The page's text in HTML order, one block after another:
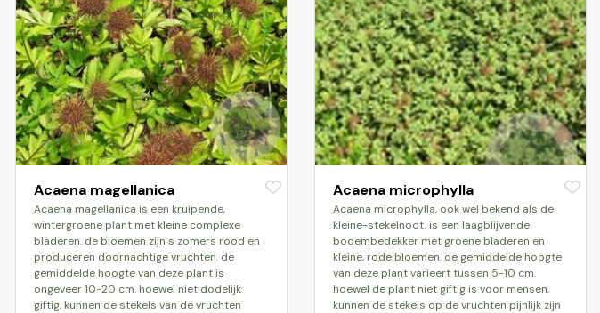
Acaena magellanica
acaena magellanica is een kruipende,
wintergroene plant met kleine complexe
bladeren. de bloemen zijn s zomers rood en
produceren doornachtige vruchten. de
gemiddelde hoogte van deze plant is
ongeveer 10-20 cm. hoewel niet dodelijk
giftig, kunnen de stekels van de vruchten
Acaena microphylla
acaena microphylla, ook wel bekend als de
kleine-stekelnoot, is een laagblijvende
bodembedekker met groene bladeren en
kleine, rode bloemen. de gemiddelde hoogte
van deze plant varieert tussen 5-10 cm.
hoewel de plant niet giftig is voor mensen,
kunnen de stekels op de vruchten pijnlijk zijn